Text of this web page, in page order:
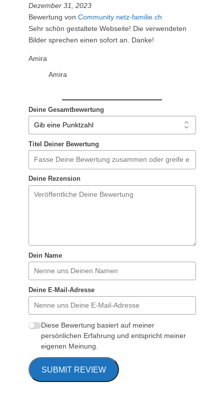
Dezember 31, 2023
Bewertung von Community netz-familie.ch
Sehr schön gestaltete Webseite! Die verwendeten
Bilder sprechen einen sofort an. Danke!
Amira
Amira
Deine Gesamtbewertung
Titel Deiner Bewertung
Deine Rezension
Dein Name
Deine E-Mail-Adresse
Diese Bewertung basiert auf meiner
persönlichen Erfahrung und entspricht meiner
eigenen Meinung.
SUBMIT REVIEW